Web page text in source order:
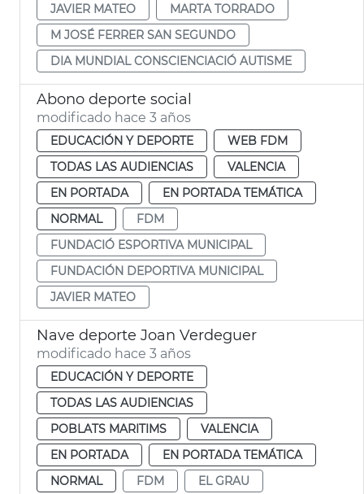
JAVIER MATEO
MARTA TORRADO
M JOSÉ FERRER SAN SEGUNDO
DIA MUNDIAL CONSCIENCIACIÓ AUTISME
Abono deporte social
modificado hace 3 años
EDUCACIÓN Y DEPORTE
WEB FDM
TODAS LAS AUDIENCIAS
VALENCIA
EN PORTADA
EN PORTADA TEMÁTICA
NORMAL
FDM
FUNDACIÓ ESPORTIVA MUNICIPAL
FUNDACIÓN DEPORTIVA MUNICIPAL
JAVIER MATEO
Nave deporte Joan Verdeguer
modificado hace 3 años
EDUCACIÓN Y DEPORTE
TODAS LAS AUDIENCIAS
POBLATS MARITIMS
VALENCIA
EN PORTADA
EN PORTADA TEMÁTICA
NORMAL
FDM EL GRAU